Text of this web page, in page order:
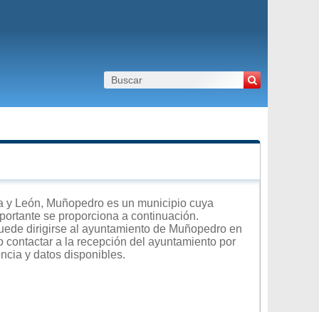
León, Muñopedro es un municipio cuya
se proporciona a continuación.
dirigirse al ayuntamiento de Muñopedro en
a la recepción del ayuntamiento por
y datos disponibles.